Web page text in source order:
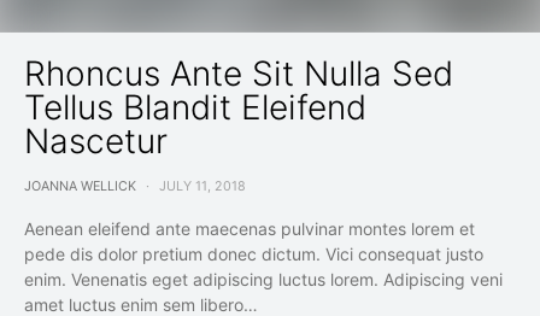
Rhoncus Ante Sit Nulla Sed
Tellus Blandit Eleifend
Nascetur
JOANNA WELLICK JULY 11, 2018
Aenean eleifend ante maecenas pulvinar montes lorem et
pede dis dolor pretium donec dictum. Vici consequat justo
enim. Venenatis eget adipiscing luctus lorem. Adipiscing veni
amet luctus enim sem libero…